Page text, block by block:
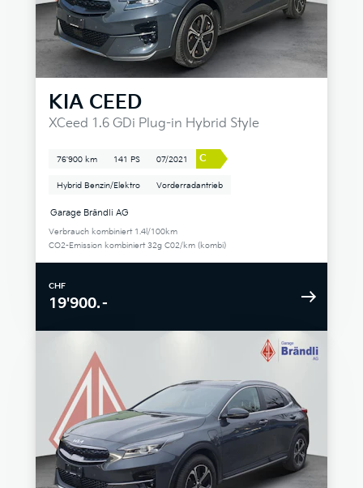
KIA CEED
XCeed 1.6 GDi Plug-in Hybrid Style
76'900 km 141 PS 07/2021 C
Hybrid Benzin/Elektro Vorderradantrieb
Garage Brändli AG
Verbrauch kombiniert 1.4l/100km
CO2-Emission kombiniert 32g C02/km (kombi)
CHF
19'900.–